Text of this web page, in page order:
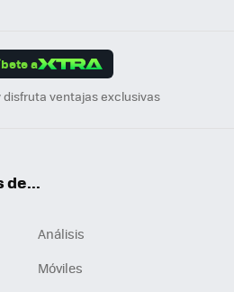
a
disfruta ventajas exclusivas
de...
Análisis
Móviles